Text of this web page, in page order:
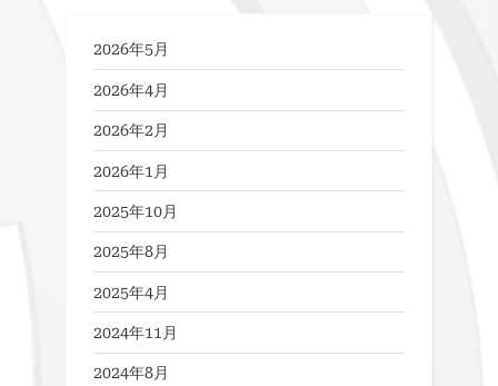
2026年5月
2026年4月
2026年2月
2026年1月
2025年10月
2025年8月
2025年4月
2024年11月
2024年8月